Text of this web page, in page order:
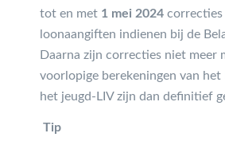
tot en met 1 mei 2024 correcties
loonaangiften indienen bij de
Daarna zijn correcties niet meer
voorlopige berekeningen van het
het jeugd-LIV zijn dan definitief
Tip